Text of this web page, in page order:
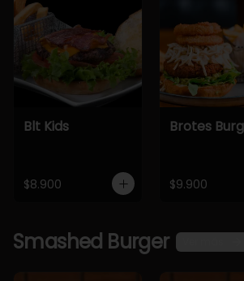
Blt Kids
$8.900
Brotes
$9.900
Smashed Burger